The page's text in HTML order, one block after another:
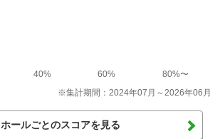
40% 60%
80%〜
※集計期間：2024年07月～2026年06月
ホールごとのスコアを見る